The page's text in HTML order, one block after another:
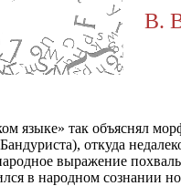
В.
языке» так объяснял
откуда
выражение
в народном сознании